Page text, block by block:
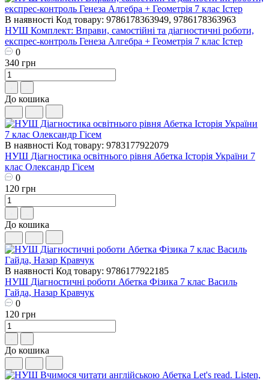
В наявності Код товару: 9786178363949, 9786178363963
НУШ Комплект: Вправи, самостійні та діагностичні роботи,
експрес-контроль Генеза Алгебра + Геометрія 7 клас Істер
0
340 грн
До кошика
В наявності Код товару: 9783177922079
НУШ Діагностика освітнього рівня Абетка Історія України 7
клас Олександр Гісем
0
120 грн
До кошика
В наявності Код товару: 9786177922185
НУШ Діагностичні роботи Абетка Фізика 7 клас Василь
Гайда, Назар Кравчук
0
120 грн
До кошика